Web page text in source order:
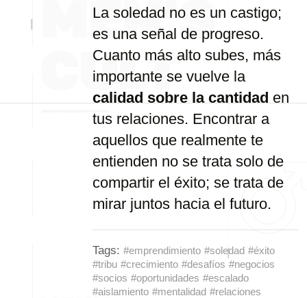
La soledad no es un castigo;
es una señal de progreso.
Cuanto más alto subes, más
importante se vuelve la
calidad sobre la cantidad en
tus relaciones. Encontrar a
aquellos que realmente te
entienden no se trata solo de
compartir el éxito; se trata de
mirar juntos hacia el futuro.
Tags: #emprendimiento #soledad #éxito
#tribu #crecimiento #desafíos #negocios
#socios #oportunidades #escalado
#aislamiento #mentalidad #relaciones